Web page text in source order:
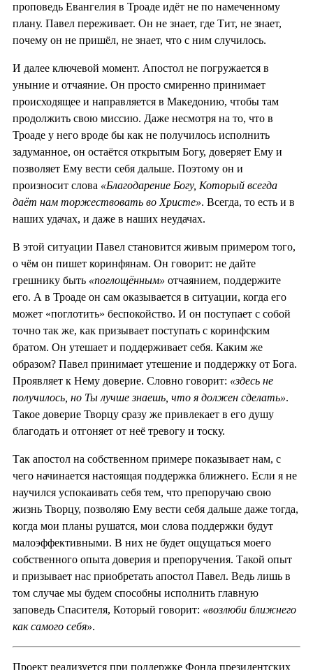
проповедь Евангелия в Троаде идёт не по намеченному
плану. Павел переживает. Он не знает, где Тит, не знает,
почему он не пришёл, не знает, что с ним случилось.
И далее ключевой момент. Апостол не погружается в
уныние и отчаяние. Он просто смиренно принимает
происходящее и направляется в Македонию, чтобы там
продолжить свою миссию. Даже несмотря на то, что в
Троаде у него вроде бы как не получилось исполнить
задуманное, он остаётся открытым Богу, доверяет Ему и
позволяет Ему вести себя дальше. Поэтому он и
произносит слова «Благодарение Богу, Который всегда
даёт нам торжествовать во Христе». Всегда, то есть и в
наших удачах, и даже в наших неудачах.
В этой ситуации Павел становится живым примером того,
о чём он пишет коринфянам. Он говорит: не дайте
грешнику быть «поглощённым» отчаянием, поддержите
его. А в Троаде он сам оказывается в ситуации, когда его
может «поглотить» беспокойство. И он поступает с собой
точно так же, как призывает поступать с коринфским
братом. Он утешает и поддерживает себя. Каким же
образом? Павел принимает утешение и поддержку от Бога.
Проявляет к Нему доверие. Словно говорит: «здесь не
получилось, но Ты лучше знаешь, что я должен сделать».
Такое доверие Творцу сразу же привлекает в его душу
благодать и отгоняет от неё тревогу и тоску.
Так апостол на собственном примере показывает нам, с
чего начинается настоящая поддержка ближнего. Если я не
научился успокаивать себя тем, что препоручаю свою
жизнь Творцу, позволяю Ему вести себя дальше даже тогда,
когда мои планы рушатся, мои слова поддержки будут
малоэффективными. В них не будет ощущаться моего
собственного опыта доверия и препоручения. Такой опыт
и призывает нас приобретать апостол Павел. Ведь лишь в
том случае мы будем способны исполнить главную
заповедь Спасителя, Который говорит: «возлюби ближнего
как самого себя».
Проект реализуется при поддержке Фонда президентских